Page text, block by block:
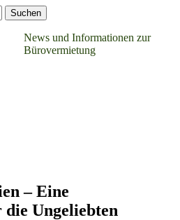
News und Informationen zur
Bürovermietung
– Eine
Ungeliebten